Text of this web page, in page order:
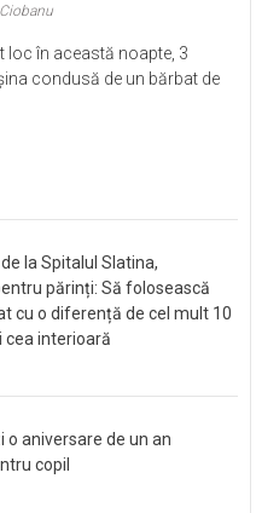
loc în această noapte, 3
condusă de un bărbat de
la Spitalul Slatina,
părinți: Să folosească
cu o diferență de cel mult 10
interioară
o aniversare de un an
copil